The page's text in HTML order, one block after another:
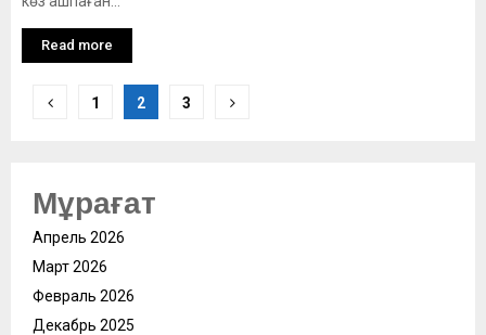
Read more
Posts
1 2 3
Мұрағат
Апрель 2026
Март 2026
Февраль 2026
Декабрь 2025